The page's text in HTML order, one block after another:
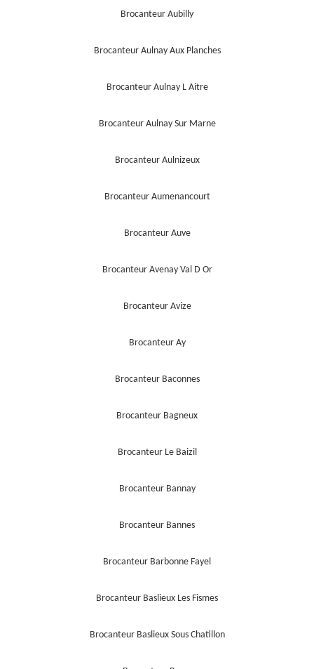
Brocanteur Aubilly
Brocanteur Aulnay Aux Planches
Brocanteur Aulnay L Aitre
Brocanteur Aulnay Sur Marne
Brocanteur Aulnizeux
Brocanteur Aumenancourt
Brocanteur Auve
Brocanteur Avenay Val D Or
Brocanteur Avize
Brocanteur Ay
Brocanteur Baconnes
Brocanteur Bagneux
Brocanteur Le Baizil
Brocanteur Bannay
Brocanteur Bannes
Brocanteur Barbonne Fayel
Brocanteur Baslieux Les Fismes
Brocanteur Baslieux Sous Chatillon